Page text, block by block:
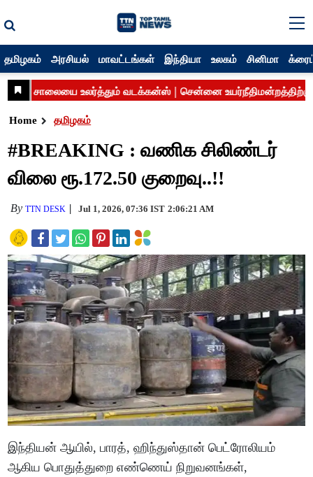
தமிழகம் அரசியல் மாவட்டங்கள் இந்தியா உலகம் சினிமா
Home தமிழகம்
#BREAKING : வணிக சிலிண்டர்
விலை ரூ.172.50 குறைவு..!!
ByTTN DESK Jul 1, 2026, 07:36 IST 2:06:21 AM
இந்தியன் ஆயில், பாரத், ஹிந்துஸ்தான் பெட்ரோலியம்
ஆகிய பொதுத்துறை எண்ணெய் நிறுவனங்கள்,